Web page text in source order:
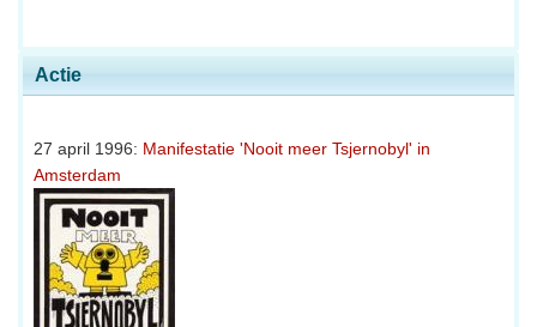
Actie
27 april 1996: Manifestatie 'Nooit meer Tsjernobyl' in
Amsterdam